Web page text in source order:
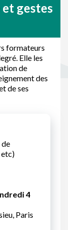
et gestes
formateurs
Elle les
de
des
de ses
etc)
4
Paris